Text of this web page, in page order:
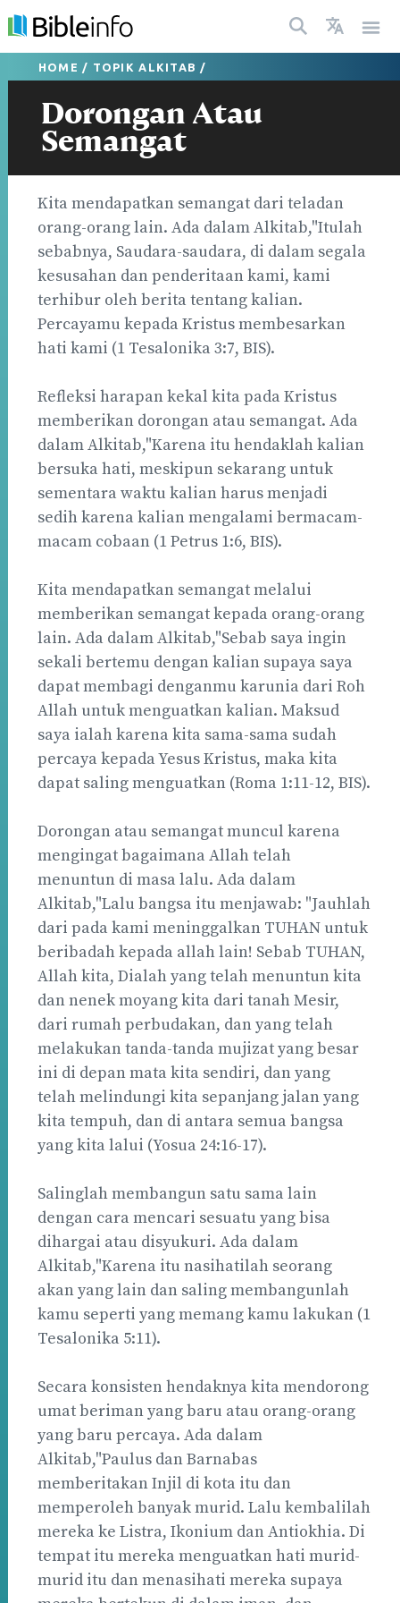
HOME / TOPIK ALKITAB /
Dorongan Atau
Semangat
Kita mendapatkan semangat dari teladan
orang-orang lain. Ada dalam Alkitab,"Itulah
sebabnya, Saudara-saudara, di dalam segala
kesusahan dan penderitaan kami, kami
terhibur oleh berita tentang kalian.
Percayamu kepada Kristus membesarkan
hati kami (1 Tesalonika 3:7, BIS).
Refleksi harapan kekal kita pada Kristus
memberikan dorongan atau semangat. Ada
dalam Alkitab,"Karena itu hendaklah kalian
bersuka hati, meskipun sekarang untuk
sementara waktu kalian harus menjadi
sedih karena kalian mengalami bermacam-
macam cobaan (1 Petrus 1:6, BIS).
Kita mendapatkan semangat melalui
memberikan semangat kepada orang-orang
lain. Ada dalam Alkitab,"Sebab saya ingin
sekali bertemu dengan kalian supaya saya
dapat membagi denganmu karunia dari Roh
Allah untuk menguatkan kalian. Maksud
saya ialah karena kita sama-sama sudah
percaya kepada Yesus Kristus, maka kita
dapat saling menguatkan (Roma 1:11-12, BIS).
Dorongan atau semangat muncul karena
mengingat bagaimana Allah telah
menuntun di masa lalu. Ada dalam
Alkitab,"Lalu bangsa itu menjawab: "Jauhlah
dari pada kami meninggalkan TUHAN untuk
beribadah kepada allah lain! Sebab TUHAN,
Allah kita, Dialah yang telah menuntun kita
dan nenek moyang kita dari tanah Mesir,
dari rumah perbudakan, dan yang telah
melakukan tanda-tanda mujizat yang besar
ini di depan mata kita sendiri, dan yang
telah melindungi kita sepanjang jalan yang
kita tempuh, dan di antara semua bangsa
yang kita lalui (Yosua 24:16-17).
Salinglah membangun satu sama lain
dengan cara mencari sesuatu yang bisa
dihargai atau disyukuri. Ada dalam
Alkitab,"Karena itu nasihatilah seorang
akan yang lain dan saling membangunlah
kamu seperti yang memang kamu lakukan (1
Tesalonika 5:11).
Secara konsisten hendaknya kita mendorong
umat beriman yang baru atau orang-orang
yang baru percaya. Ada dalam
Alkitab,"Paulus dan Barnabas
memberitakan Injil di kota itu dan
memperoleh banyak murid. Lalu kembalilah
mereka ke Listra, Ikonium dan Antiokhia. Di
tempat itu mereka menguatkan hati murid-
murid itu dan menasihati mereka supaya